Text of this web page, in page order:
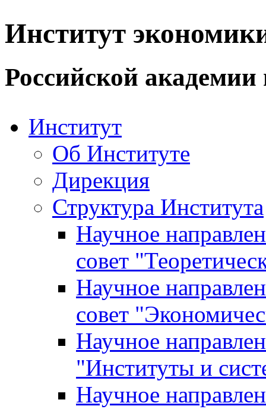
Институт
Российской академии
Институт
Об Институте
Дирекция
Структура Института
Научное
совет
Научное
совет
Научное
"Институты и
Научное